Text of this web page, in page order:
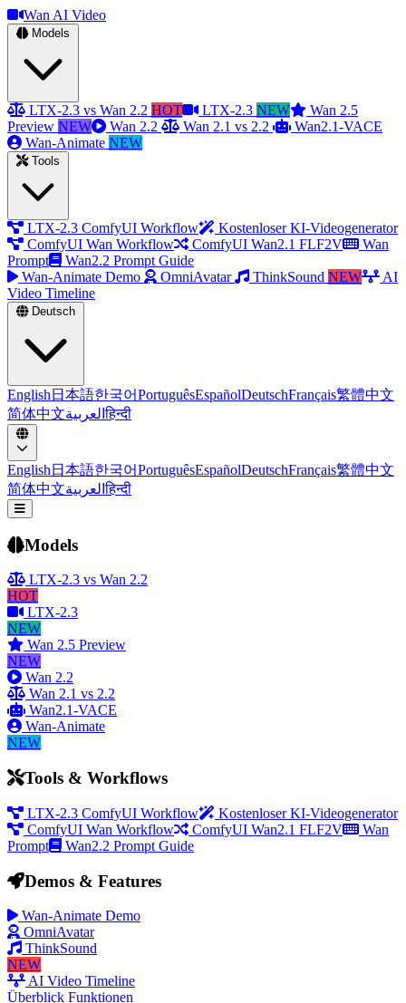
Wan AI Video
Models
LTX-2.3 vs Wan 2.2 HOT LTX-2.3 NEW
Wan 2.5
Preview NEW Wan 2.2 Wan 2.1 vs 2.2
Wan2.1-VACE
Wan-Animate NEW
Tools
LTX-2.3 ComfyUI Workflow
Kostenloser KI-Videogenerator
ComfyUI Wan Workflow
ComfyUI Wan2.1 FLF2V
Wan
Prompt
Wan2.2 Prompt Guide
Wan-Animate Demo
OmniAvatar ThinkSound NEW
AI
Video Timeline
Deutsch
English 日本語한국어PortuguêsEspañolDeutschFrançais繁體中文
简体中文العربيةहिन्दी
English 日本語한국어PortuguêsEspañolDeutschFrançais繁體中文
简体中文العربيةहिन्दी
Menü öffnen
Models
LTX-2.3 vs Wan 2.2
HOT
LTX-2.3
NEW
Wan 2.5 Preview
NEW
Wan 2.2
Wan 2.1 vs 2.2
Wan2.1-VACE
Wan-Animate
NEW
Tools & Workflows
LTX-2.3 ComfyUI Workflow
Kostenloser KI-Videogenerator
ComfyUI Wan Workflow
ComfyUI Wan2.1 FLF2V
Wan
Prompt
Wan2.2 Prompt Guide
Demos & Features
Wan-Animate Demo
OmniAvatar
ThinkSound
NEW
AI Video Timeline
Überblick Funktionen